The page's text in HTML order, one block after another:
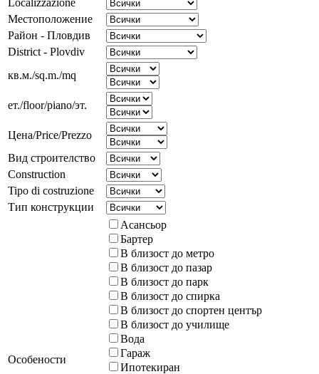
Местоположение
Район - Пловдив
District - Plovdiv
кв.м./sq.m./mq
ет./floor/piano/эт.
Цена/Price/Prezzo
Вид строителство
Construction
Tipo di costruzione
Тип конструкции
Особености
Асансьор
Бартер
В близост до метро
В близост до пазар
В близост до парк
В близост до спирка
В близост до спортен център
В близост до училище
Вода
Гараж
Ипотекиран